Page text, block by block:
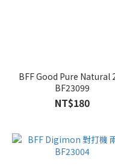
BFF Good Pure Natural
BF23099
NT$180